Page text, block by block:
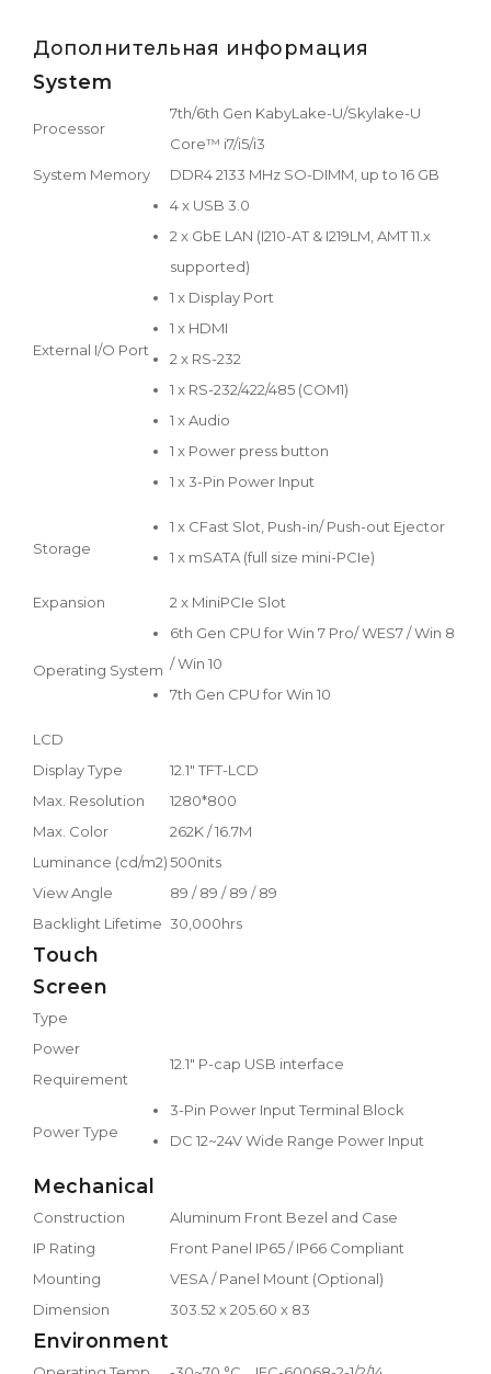
Дополнительная информация
System
Processor
7th/6th Gen KabyLake-U/Skylake-U
Core™ i7/i5/i3
System Memory
DDR4 2133 MHz SO-DIMM, up to 16 GB
External I/O Port
4 x USB 3.0
2 x GbE LAN (I210-AT & I219LM, AMT 11.x
supported)
1 x Display Port
1 x HDMI
2 x RS-232
1 x RS-232/422/485 (COM1)
1 x Audio
1 x Power press button
1 x 3-Pin Power Input
Storage
1 x CFast Slot, Push-in/ Push-out Ejector
1 x mSATA (full size mini-PCIe)
Expansion 2 x MiniPCIe Slot
Operating System
6th Gen CPU for Win 7 Pro/ WES7 / Win 8
/ Win 10
7th Gen CPU for Win 10
LCD
Display Type
12.1″ TFT-LCD
Max. Resolution
1280*800
Max. Color
262K / 16.7M
Luminance (cd/m2)500nits
View Angle
89 / 89 / 89 / 89
Backlight Lifetime 30,000hrs
Touch
Screen
Type
Power
Requirement
12.1″ P-cap USB interface
Power Type
3-Pin Power Input Terminal Block
DC 12~24V Wide Range Power Input
Mechanical
Construction
Aluminum Front Bezel and Case
IP Rating
Front Panel IP65 / IP66 Compliant
Mounting
VESA / Panel Mount (Optional)
Dimension
303.52 x 205.60 x 83
Environment